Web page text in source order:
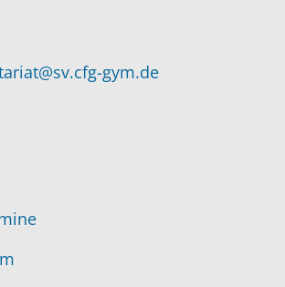
gym.de